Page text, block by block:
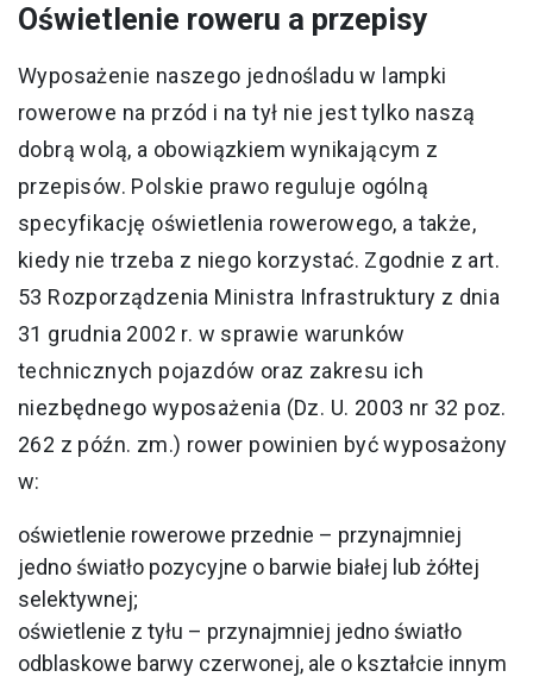
Oświetlenie roweru a przepisy
Wyposażenie naszego jednośladu w lampki
rowerowe na przód i na tył nie jest tylko naszą
dobrą wolą, a obowiązkiem wynikającym z
przepisów. Polskie prawo reguluje ogólną
specyfikację oświetlenia rowerowego, a także,
kiedy nie trzeba z niego korzystać. Zgodnie z art.
53 Rozporządzenia Ministra Infrastruktury z dnia
31 grudnia 2002 r. w sprawie warunków
technicznych pojazdów oraz zakresu ich
niezbędnego wyposażenia (Dz. U. 2003 nr 32 poz.
262 z późn. zm.) rower powinien być wyposażony
w:
oświetlenie rowerowe przednie – przynajmniej
jedno światło pozycyjne o barwie białej lub żółtej
selektywnej;
oświetlenie z tyłu – przynajmniej jedno światło
odblaskowe barwy czerwonej, ale o kształcie innym